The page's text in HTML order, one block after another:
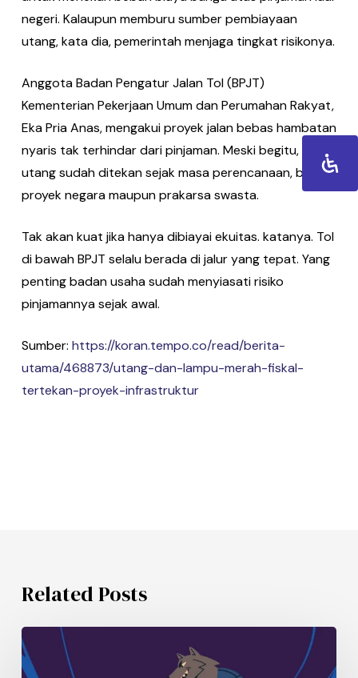
negeri. Kalaupun memburu sumber pembiayaan
utang, kata dia, pemerintah menjaga tingkat risikonya.
Anggota Badan Pengatur Jalan Tol (BPJT)
Kementerian Pekerjaan Umum dan Perumahan Rakyat,
Eka Pria Anas, mengakui proyek jalan bebas hambatan
nyaris tak terhindar dari pinjaman. Meski begitu, risiko
utang sudah ditekan sejak masa perencanaan, baik di
proyek negara maupun prakarsa swasta.
Tak akan kuat jika hanya dibiayai ekuitas. katanya. Tol
di bawah BPJT selalu berada di jalur yang tepat. Yang
penting badan usaha sudah menyiasati risiko
pinjamannya sejak awal.
Sumber: https://koran.tempo.co/read/berita-
utama/468873/utang-dan-lampu-merah-fiskal-
tertekan-proyek-infrastruktur
Related Posts